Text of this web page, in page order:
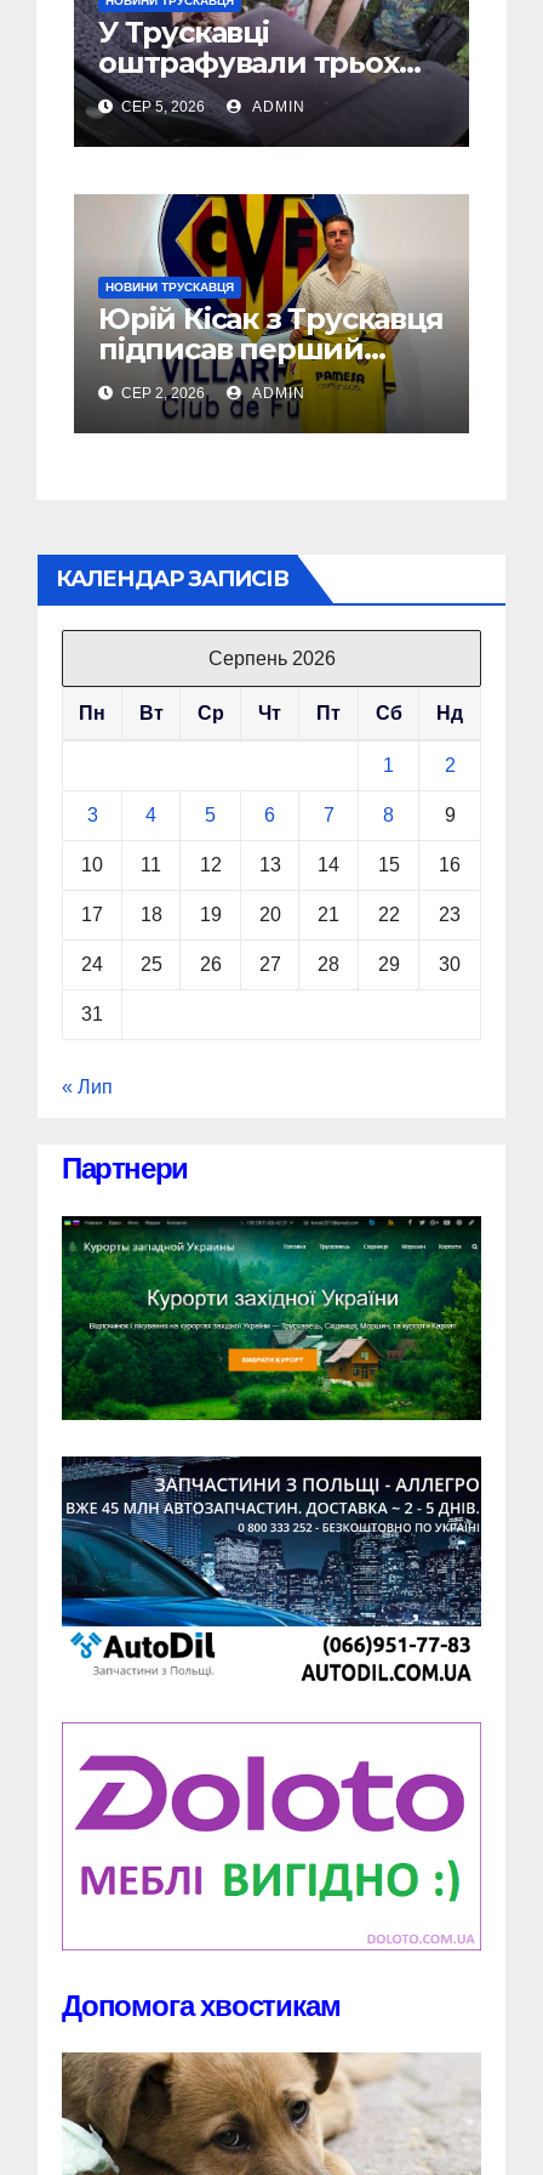
У Трускавці
оштрафували трьох
відпочивальників за
російську музику
(Відео)
СЕР 5, 2026 ADMIN
НОВИНИ ТРУСКАВЦЯ
Юрій Кісак з Трускавця
підписав перший
професійний контракт
з Villarreal CF (Фото,
Відео)
СЕР 2, 2026 ADMIN
КАЛЕНДАР ЗАПИСІВ
Серпень 2026
Пн Вт Ср Чт Пт Сб Нд
1 2
3 4 5 6 7 8 9
10 11 12 13 14 15 16
17 18 19 20 21 22 23
24 25 26 27 28 29 30
31
« Лип
Партнери
Допомога хвостикам